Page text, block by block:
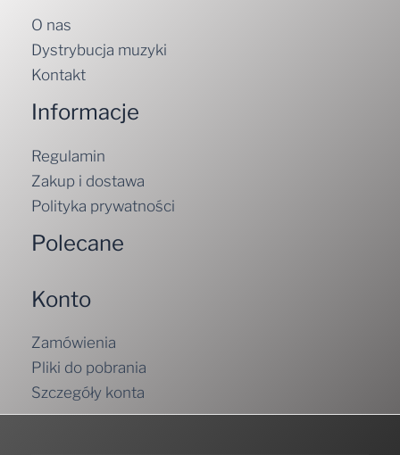
O nas
Dystrybucja muzyki
Kontakt
Informacje
Regulamin
Zakup i dostawa
Polityka prywatności
Polecane
Konto
Zamówienia
Pliki do pobrania
Szczegóły konta